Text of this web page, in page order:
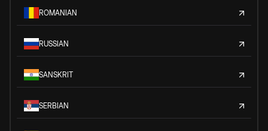
ROMANIAN
RUSSIAN
SANSKRIT
SERBIAN